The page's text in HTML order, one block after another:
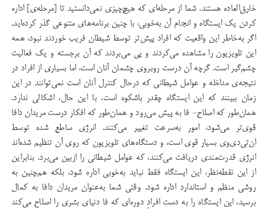
خارق‌العاده هستند. شما از مرحله‌ای که هیچ‌چیزی نمی‌دانستید تا [مرحله‌ی] اداره
کردن یک ایستگاه و انجام آن به‌خوبی، با چنین برنامه‌های متنوعی گذر کرده‌اید.
اگر به‌خاطر این واقعیت که افراد پیش‌تر توسط شیطان فریب خوردند نبود، همه
این تلویزیون را مشاهده می‌کردند و پی می‌بردند که آن‌ برجسته و یک فعالیت
چشم‌گیر است. گرچه آن درست روبروی چشمان آنان است، اما بسیاری از افراد در
نتیجه‌ی مداخله و عوامل شیطانی که درحال کنترل آنان است نمی‌توانند در این
زمان ببینند که این ایستگاه چقدر باشکوه است. با این حال، اشکالی ندارد.
همان‌طور که اصلاح- فا به پیش می‌رود و همان‌طور که افکار درست مریدان دافا
قوی‌تر می‌شود، امور به‌سرعت تغییر می‌کنند. انرژی ساطع شده توسط
ان‌تی‌دی‌وی بسیار قوی است، و دستگاه‌های تلویزیون که روی آن تنظیم شده‌اند
انرژی قدرت‌مندی دریافت می‌کنند، که عوامل شیطانی را ازبین می‌برد. بنابراین
از این نقطه‌نظر، این ایستگاه فقط نباید به‌خوبی اداره شود، بلکه هم‌چنین به
روشی منظم و استاندارد اداره شود. وقتی شما به‌عنوان مریدان دافا به کمال
برسید،‌ این ایستگاه را به دست افراد‌ِ دوره‌ای که فا دنیای بشری را اصلاح می‌کند